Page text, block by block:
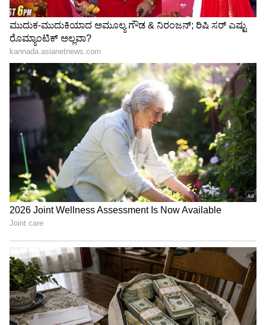
ಡಿಗ್ರಿ ಇಲ್ಲದಿದ್ದರೂ BMW ಕಂಪನಿಯಲ್ಲಿ ಕೆಲಸ! 19ರ
ಯುವತಿಯ ಸಾಧನೆ ನೋಡಿ ಬೆರಗಾದ ನೆಟ್ಟಿಗರು
ಮೋನಿಕಾ ಮೋನಿಕಾ..ಕೂಲಿ ಸಿನಿಮಾ ಮೂಲಕ
ಅಬ್ಬರಿಸಿದ ಸೌಬಿನ್ ಹೊಸ BMW ಕಾರು ಖರೀದಿ
3
5
Image Credit :Asianet News
ಪ್ರಬಲ ಎಂಜಿನ್, ವೇಗದ ಸಾಮರ್ಥ್ಯ